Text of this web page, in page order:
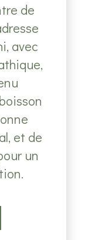
de
avec
et de
un